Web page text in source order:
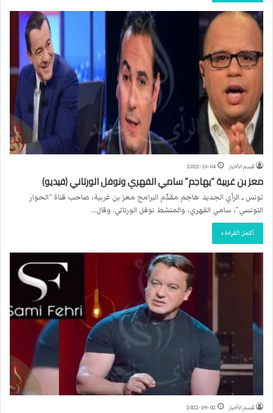
قسم الأخبار 2022-10-04
معز بن غربية “يهاجم” سامي الفهري ونوفل الورتاني (فيديو)
تونس ــ الرأي الجديد هاجم مقدّم البرامج معز بن غربية، صاحب قناة “الحوار
التونسي”، سامي الفهري، والمنشط نوفل الورتاني. وقال…
أكمل القراءة »
قسم الأخبار 2022-09-02